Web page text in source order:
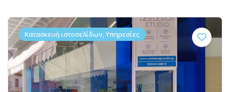
Κατασκευή ιστοσελίδων, Υπηρεσίες